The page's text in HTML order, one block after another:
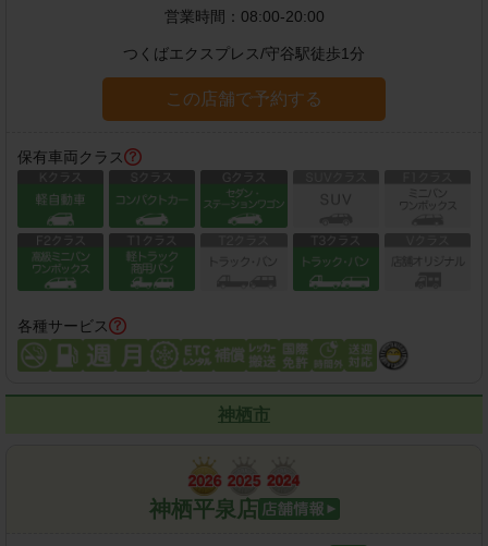
営業時間： 08:00-20:00
つくばエクスプレス/守谷駅徒歩1 分
この店舗で予約する
保有車両クラス
各種サービス
神栖市
神栖平泉店